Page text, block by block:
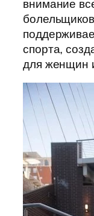
внимание
спорта,
для женщин